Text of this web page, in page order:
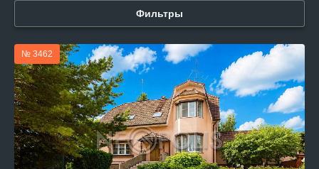
Фильтры
№ 3462